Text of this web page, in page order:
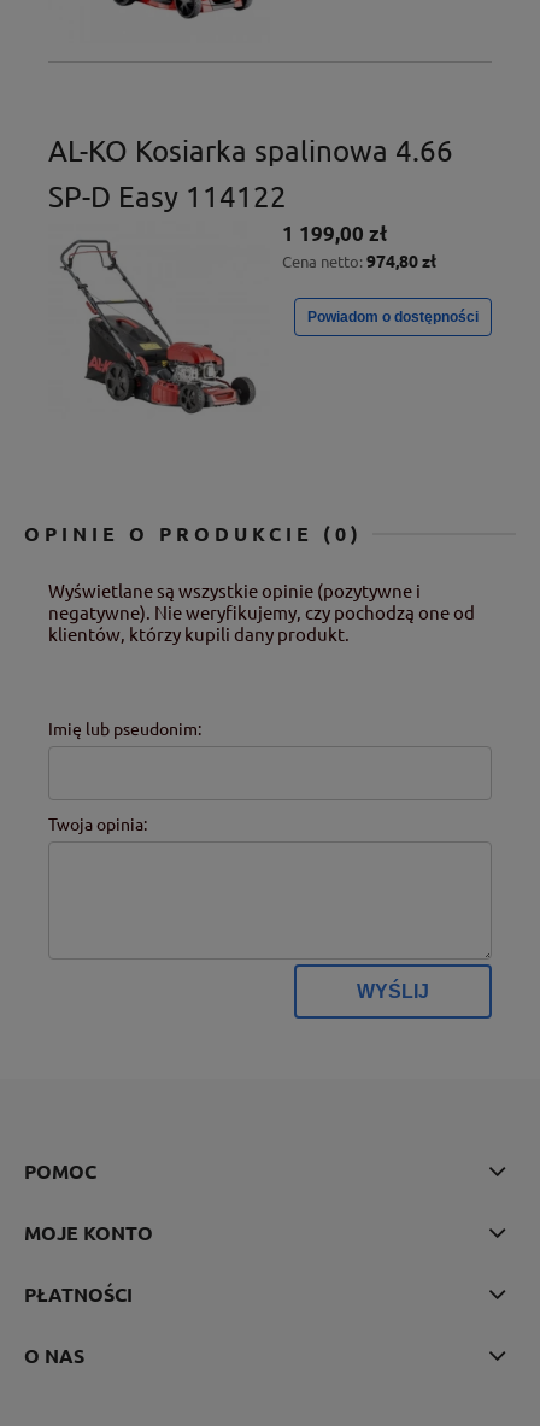
AL-KO Kosiarka spalinowa 4.66
SP-D Easy 114122
1 199,00 zł
Cena netto: 974,80 zł
Powiadom o dostępności
OPINIE O PRODUKCIE (0)
Wyświetlane są wszystkie opinie (pozytywne i
negatywne). Nie weryfikujemy, czy pochodzą one od
klientów, którzy kupili dany produkt.
Imię lub pseudonim:
Twoja opinia:
WYŚLIJ
POMOC
MOJE KONTO
PŁATNOŚCI
O NAS